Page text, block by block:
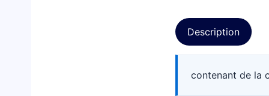
Description
contenant de la